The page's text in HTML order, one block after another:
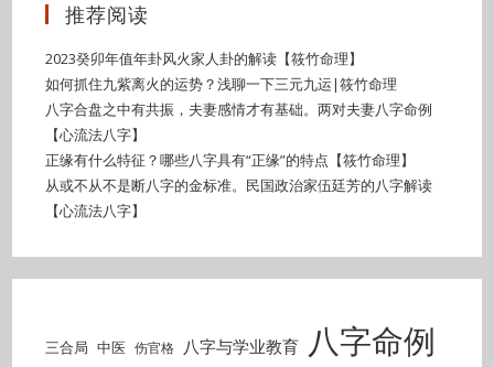
推荐阅读
2023癸卯年值年卦风火家人卦的解读【筱竹命理】
如何抓住九紫离火的运势？浅聊一下三元九运|筱竹命理
八字合盘之中有共振，夫妻感情才有基础。两对夫妻八字命例
【心流法八字】
正缘有什么特征？哪些八字具有“正缘”的特点【筱竹命理】
从或不从不是断八字的金标准。民国政治家伍廷芳的八字解读
【心流法八字】
三合局 中医 伤官格 八字与学业教育 八字命例